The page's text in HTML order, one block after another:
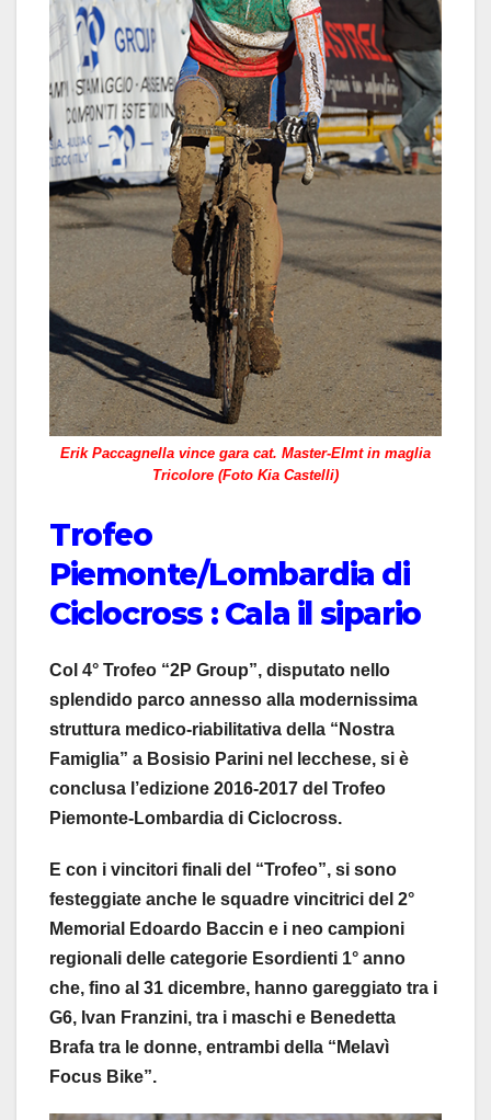
Erik Paccagnella vince gara cat. Master-Elmt in maglia
Tricolore (Foto Kia Castelli)
Trofeo
Piemonte/Lombardia di
Ciclocross : Cala il sipario
Col 4° Trofeo “2P Group”, disputato nello
splendido parco annesso alla modernissima
struttura medico-riabilitativa della “Nostra
Famiglia” a Bosisio Parini nel lecchese, si è
conclusa l’edizione 2016-2017 del Trofeo
Piemonte-Lombardia di Ciclocross.
E con i vincitori finali del “Trofeo”, si sono
festeggiate anche le squadre vincitrici del 2°
Memorial Edoardo Baccin e i neo campioni
regionali delle categorie Esordienti 1° anno
che, fino al 31 dicembre, hanno gareggiato tra i
G6, Ivan Franzini, tra i maschi e Benedetta
Brafa tra le donne, entrambi della “Melavì
Focus Bike”.